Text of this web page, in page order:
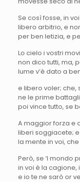
Se così fosse, in
libero arbitrio, e
per ben letizia, e
Lo cielo i vostri
non dico tutti, ma,
lume v’è dato a
e libero voler; che,
ne le prime
poi vince tutto, se
A maggior forza e
liberi soggiacete;
la mente in voi, che
Però, se ‘l mondo
in voi è la cagione,
e io te ne sarò or